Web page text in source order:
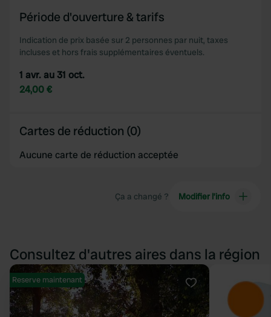
We also share information about your use of our site with
our social media, advertising and analytics partners who
may combine it with other information that you’ve
Période d'ouverture & tarifs
Indication de prix basée sur 2 personnes par nuit, taxes
incluses et hors frais supplémentaires éventuels.
1 avr. au 31 oct.
24,00 €
Cartes de réduction (0)
Aucune carte de réduction acceptée
Ça a changé ? Modifier l’info
Consultez d'autres aires dans la région
Préféré
Reserve maintenant